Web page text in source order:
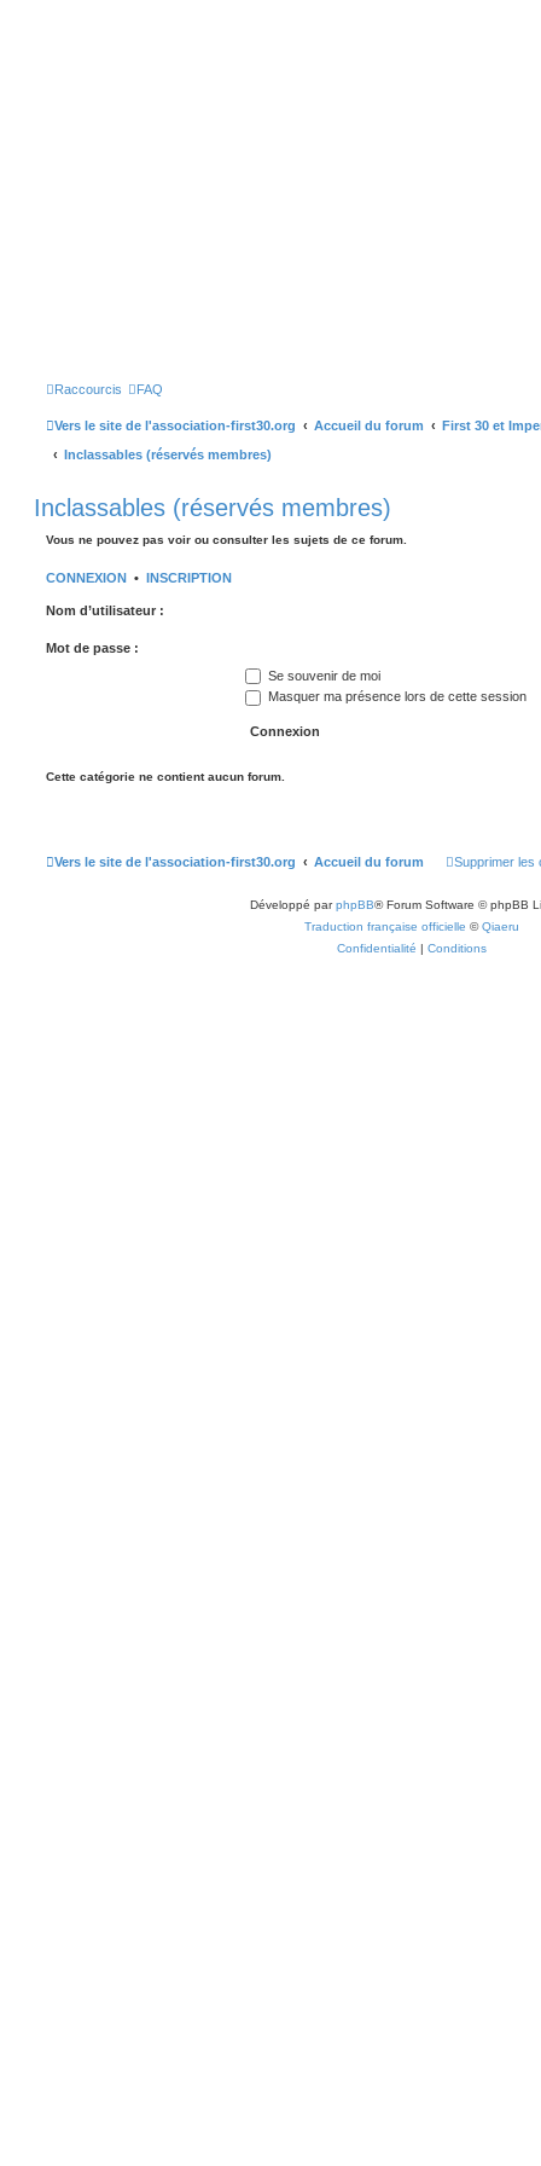
Raccourcis FAQ
Vers le site de l'association-first30.org Accueil du forum
First 30 et
Inclassables (réservés membres)
Inclassables (réservés membres)
Vous ne pouvez pas voir ou consulter les sujets de ce forum.
CONNEXION • INSCRIPTION
Nom d’utilisateur :
Mot de passe :
Se souvenir de moi
Masquer ma présence lors de cette session
Cette catégorie ne contient aucun forum.
Vers le site de l'association-first30.org Accueil du forum Supprimer les
Développé parphpBB® Forum Software © phpBB
Traduction française officielle ©Qiaeru
Confidentialité | Conditions